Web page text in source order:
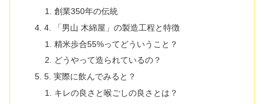
創業350年の伝統
4. 「男山 木綿屋」の製造工程と特徴
精米歩合55%ってどういうこと？
どうやって造られているの？
5. 実際に飲んでみると？
キレの良さと喉ごしの良さとは？